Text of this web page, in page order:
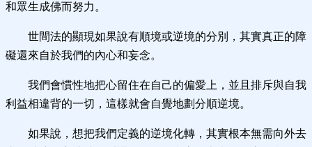
和眾生成佛而努力。
世間法的顯現如果說有順境或逆境的分別，其實真正的障
礙還來自於我們的內心和妄念。
我們會慣性地把心留住在自己的偏愛上，並且排斥與自我
利益相違背的一切，這樣就會自覺地劃分順逆境。
如果說，想把我們定義的逆境化轉，其實根本無需向外去